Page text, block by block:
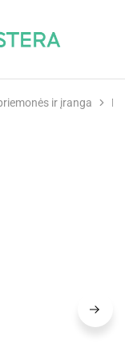
ir įranga